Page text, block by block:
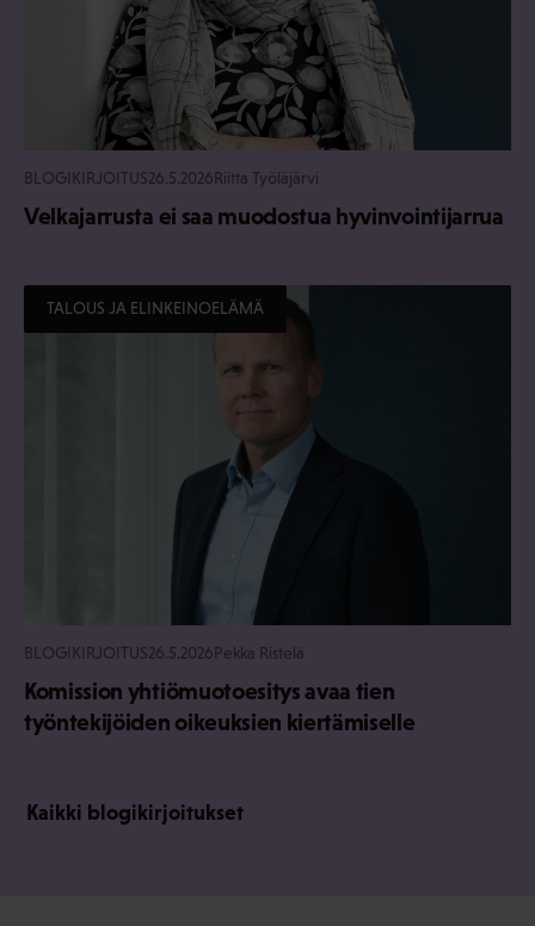
BLOGIKIRJOITUS26.5.2026Riitta Työläjärvi
Velkajarrusta ei saa muodostua hyvinvointijarrua
TALOUS JA ELINKEINOELÄMÄ
BLOGIKIRJOITUS26.5.2026Pekka Ristelä
Komission yhtiömuotoesitys avaa tien
työntekijöiden oikeuksien kiertämiselle
Kaikki blogikirjoitukset